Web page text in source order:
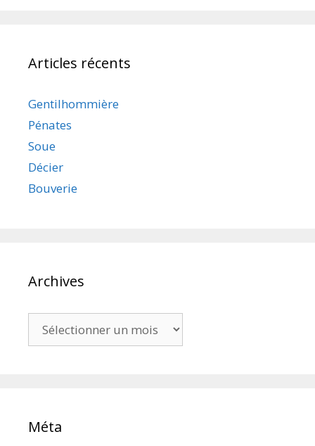
Articles récents
Gentilhommière
Pénates
Soue
Décier
Bouverie
Archives
Méta